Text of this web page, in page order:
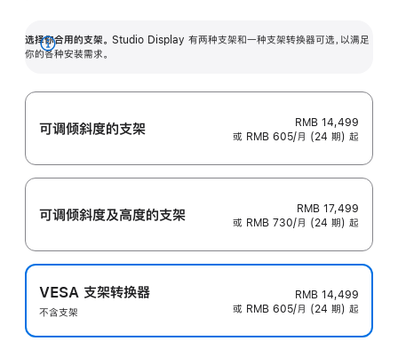
选择你合用的支架。 Studio Display 有两种支架和一种支架转换器可选，以满足
你的各种安装需求。
展
可调倾斜度的支架
RMB 14,499
或 RMB 605/月 (24 期) 起
可调倾斜度及高‍度的支‍架
RMB 17,499
或 RMB 730/月 (24 期) 起
VESA 支架转换器
不含支架
RMB 14,499
或 RMB 605/月 (24 期) 起